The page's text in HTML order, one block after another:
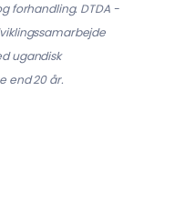
forhandling. DTDA -
ugandisk
end 20 år.